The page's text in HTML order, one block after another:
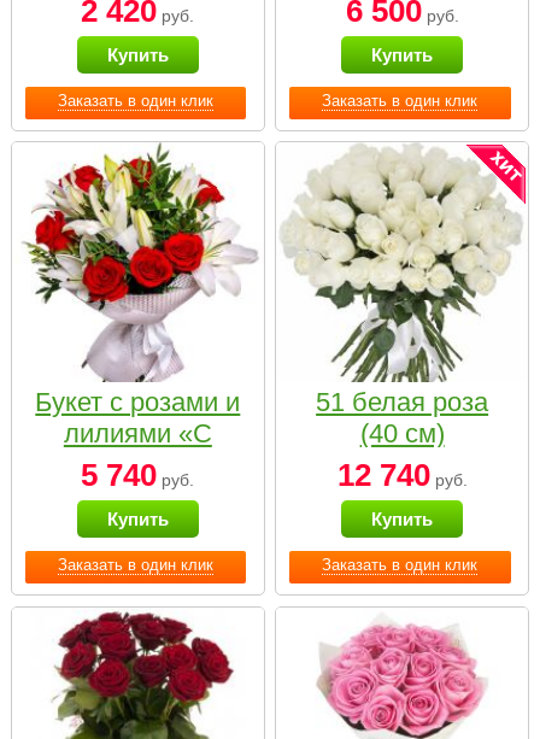
Заказать в один клик
2 420 руб.
Купить
Заказать в один клик
6 500руб.
Купить
Заказать в один клик
Букет с розами и
лилиями «С
наилучшими
пожеланиями»
5 740 руб.
Купить
Заказать в один клик
51 белая роза
(40 см)
12 740руб.
Купить